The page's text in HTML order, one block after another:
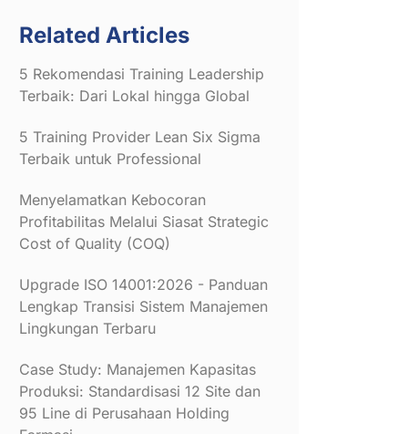
Related Articles
5 Rekomendasi Training Leadership
Terbaik: Dari Lokal hingga Global
5 Training Provider Lean Six Sigma
Terbaik untuk Professional
Menyelamatkan Kebocoran
Profitabilitas Melalui Siasat Strategic
Cost of Quality (COQ)
Upgrade ISO 14001:2026 - Panduan
Lengkap Transisi Sistem Manajemen
Lingkungan Terbaru
Case Study: Manajemen Kapasitas
Produksi: Standardisasi 12 Site dan
95 Line di Perusahaan Holding